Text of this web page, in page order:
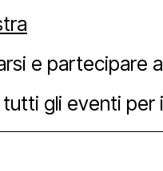
e partecipare
gli eventi per